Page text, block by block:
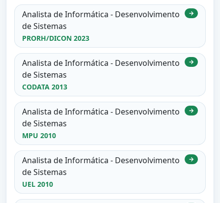
Analista de Informática - Desenvolvimento
de Sistemas
PRORH/DICON 2023
→
Analista de Informática - Desenvolvimento
de Sistemas
CODATA 2013
→
Analista de Informática - Desenvolvimento
de Sistemas
MPU 2010
→
Analista de Informática - Desenvolvimento
de Sistemas
UEL 2010
→